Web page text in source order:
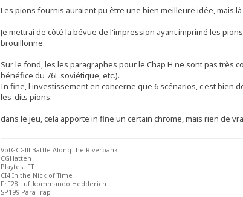
Les pions fournis auraient pu être une bien meilleure idée, mais
Je mettrai de côté la bévue de l'impression ayant imprimé les
brouillonne.
Sur le fond, les les paragraphes pour le Chap H ne sont pas très
bénéfice du 76L soviétique, etc.).
In fine, l'investissement en concerne que 6 scénarios, c'est bien
les-dits pions.
dans le jeu, cela apporte in fine un certain chrome, mais rien de
VotGCGIII Battle Along the Riverbank
CGHatten
Playtest FT
CI4 In the Nick of Time
FrF28 Luftkommando Hedderich
SP199 Para-Trap